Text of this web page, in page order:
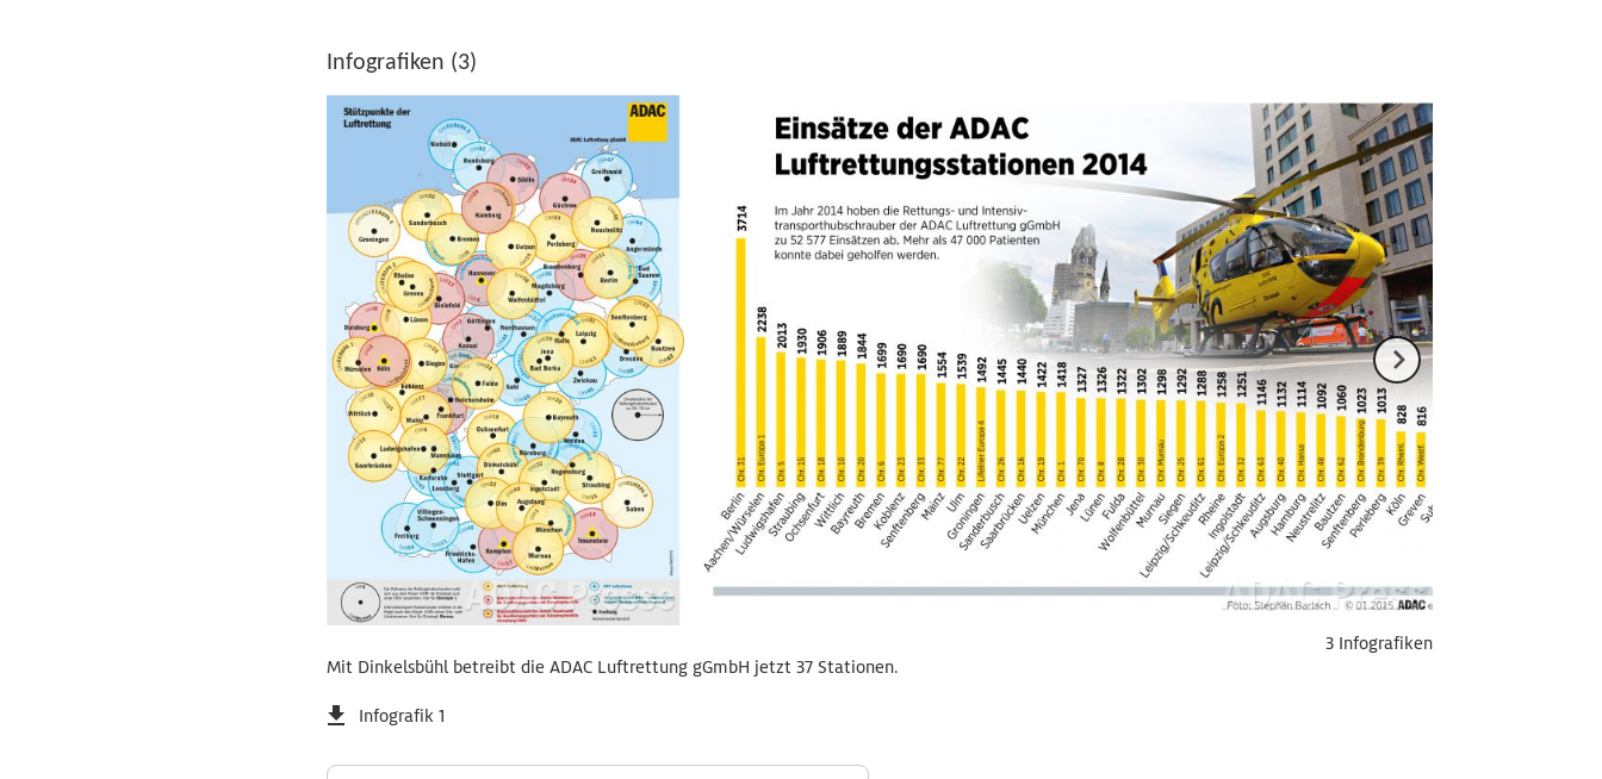
Infografiken (3)
Mit Dinkelsbühl betreibt die ADAC Luftrettung gGmbH jetzt 37 Stationen.
Infografik 1
3 Infografiken